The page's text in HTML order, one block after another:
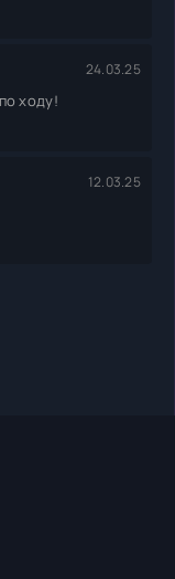
24.03.25
ходу!
12.03.25